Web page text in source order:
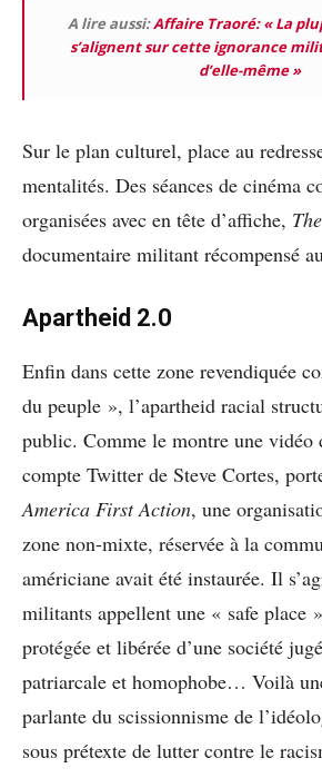
A lire aussi:Affaire Traoré: « La
s’alignent sur cette ignorance
d’elle-même »
Sur le plan culturel, place au
mentalités. Des séances de cinéma
organisées avec en tête d’affiche,
documentaire militant récompensé
Apartheid 2.0
Enfin dans cette zone revendiquée
du peuple », l’apartheid racial
public. Comme le montre une vidéo
compte Twitter de Steve Cortes,
America First Action, une
zone non-mixte, réservée à la
américiane avait été instaurée. Il
militants appellent une « safe place
protégée et libérée d’une société
patriarcale et homophobe… Voilà
parlante du scissionnisme de
sous prétexte de lutter contre le